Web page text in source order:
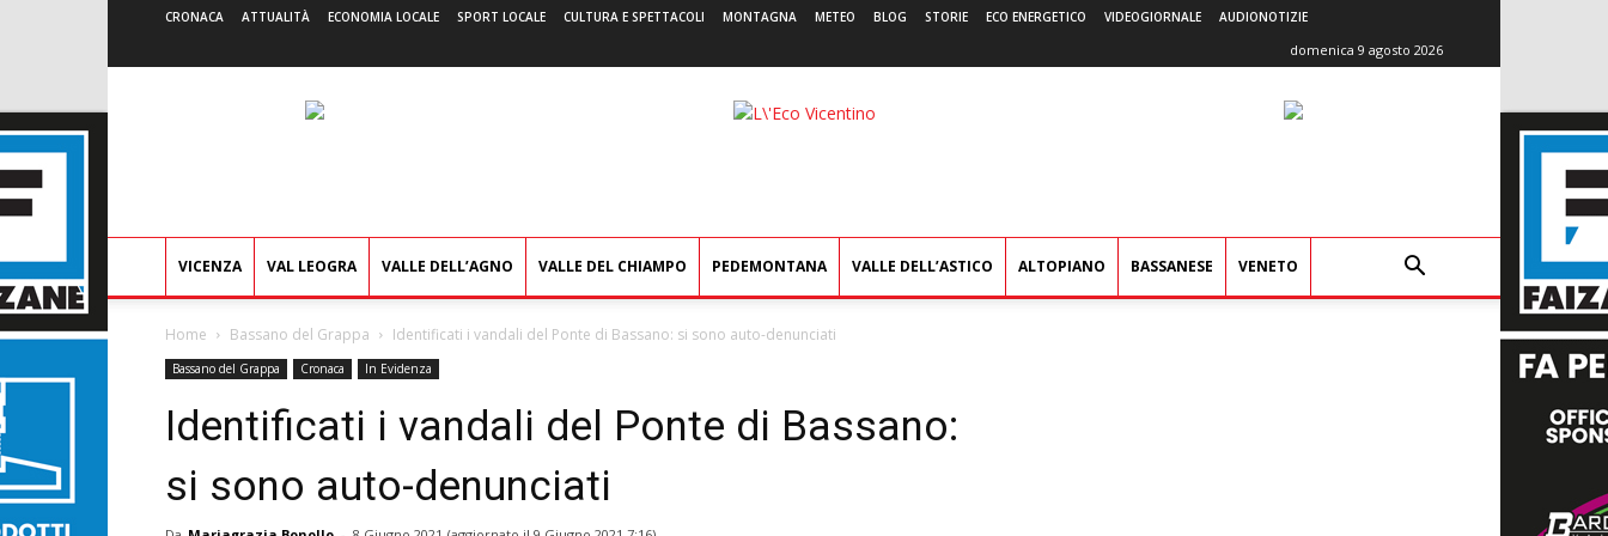
CRONACA ATTUALITÀ ECONOMIA LOCALE SPORT LOCALE CULTURA E SPETTACOLI MONTAGNA METEO BLOG STORIE ECO ENERGETICO VIDEOGIORNALE AUDIONOTIZIE
domenica 9 agosto 2026
L'Eco
VICENZA VAL LEOGRA VALLE DELL’AGNO VALLE DEL CHIAMPO PEDEMONTANA VALLE DELL’ASTICO ALTOPIANO BASSANESE VENETO
Home Bassano del Grappa Identificati i vandali del Ponte di Bassano: si sono auto-denunciati
Bassano del Grappa Cronaca In Evidenza
Identificati i vandali del Ponte di Bassano:
si sono auto-denunciati